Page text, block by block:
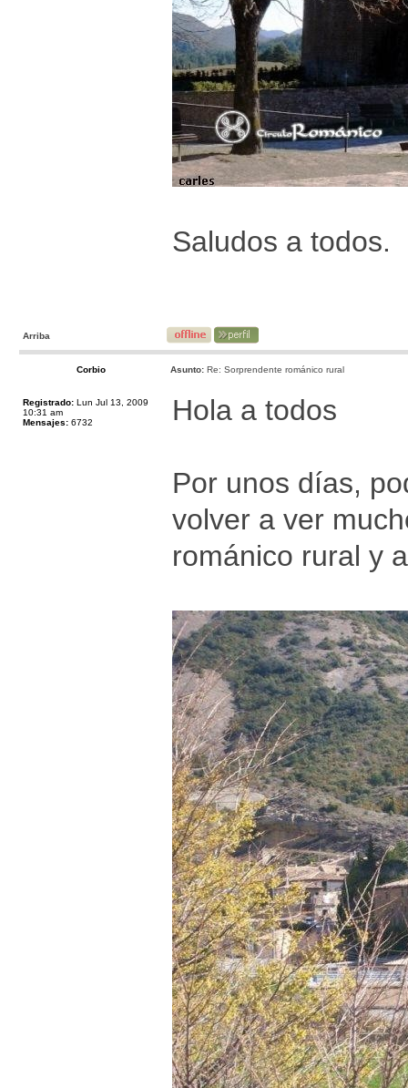
Saludos a todos.
Arriba
Corbio Asunto: Re: Sorprendente románico rural
Registrado: Lun Jul 13, 2009
10:31 am
Mensajes: 6732 Hola a todos
Por unos días,
volver a ver
románico rural y